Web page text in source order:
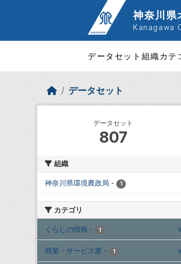
神奈川県
Kanagawa
データセット 組織 カテ
データセット
データセット
807
組織
神奈川県環境農政局 - 1
カテゴリ
くらしの情報 - 1 x
商業・サービス業 - 1 x